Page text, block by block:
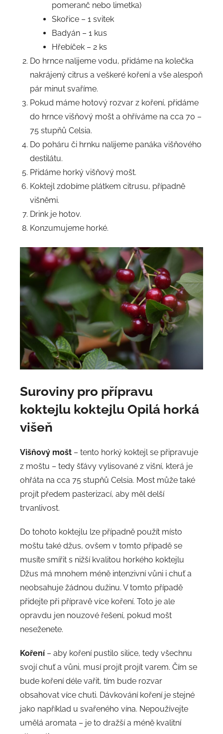
pomeranč nebo limetka)
Skořice – 1 svitek
Badyán – 1 kus
Hřebíček – 2 ks
Do hrnce nalijeme vodu, přidáme na kolečka
nakrájený citrus a veškeré koření a vše alespoň
pár minut svaříme.
Pokud máme hotový rozvar z koření, přidáme
do hrnce višňový mošt a ohříváme na cca 70 –
75 stupňů Celsia.
Do poháru či hrnku nalijeme panáka višňového
destilátu.
Přidáme horký višňový mošt.
Koktejl zdobíme plátkem citrusu, případně
višněmi.
Drink je hotov.
Konzumujeme horké.
Suroviny pro přípravu
koktejlu koktejlu Opilá horká
višeň
Višňový mošt – tento horký koktejl se připravuje
z moštu – tedy šťávy vylisované z višní, která je
ohřáta na cca 75 stupňů Celsia. Most může také
projít předem pasterizací, aby měl delší
trvanlivost.
Do tohoto koktejlu lze případně použít místo
moštu také džus, ovšem v tomto případě se
musíte smířit s nižší kvalitou horkého koktejlu
Džus má mnohem méně intenzivní vůni i chuť a
neobsahuje žádnou dužinu. V tomto případě
přidejte při přípravě více koření. Toto je ale
opravdu jen nouzové řešení, pokud mošt
neseženete.
Koření – aby koření pustilo silice, tedy všechnu
svojí chuť a vůni, musí projít projít varem. Čím se
bude koření déle vařit, tím bude rozvar
obsahovat více chuti. Dávkování koření je stejné
jako například u svařeného vína. Nepoužívejte
umělá aromata – je to dražší a méně kvalitní